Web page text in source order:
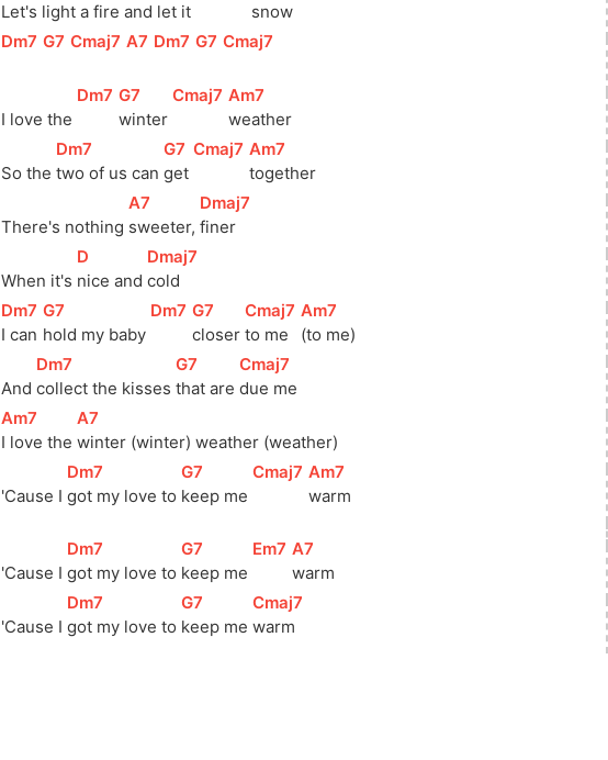
Let's light a fire and let it
snow
[Dm7 ]
[
G7 ]
[
Cmaj7 ]
[
A7 ][Dm7 ]
[
G7 ]
[
Cmaj7
I love the
[Dm7 ]
[
G7
winter
[
Cmaj7 ]
[
Am7
weather
So the
[Dm7
two of us can
[
G7 ]
get
[
Cmaj7 ]
[
Am7
together
There's nothing
[
A7
sweeter,
[Dmaj7
finer
When it's
[D
nice and
[Dmaj7
cold
[Dm7 ]
I can
[
G7
hold my baby
[Dm7 ]
[
G7
closer
[
Cmaj7 ]
to me
[
Am7
(to me)
And
[Dm7
collect the kisses
[
G7
that are
[
Cmaj7
due me
[
Am7
I love the
[
A7
winter (winter) weather (weather)
'Cause I
[Dm7
got my love to
[
G7
keep me
[
Cmaj7 ]
[
Am7
warm
'Cause I
[Dm7
got my love to
[
G7
keep me
[Em7 ]
[
A7
warm
'Cause I
[Dm7
got my love to
[
G7
keep me
[
Cmaj7
warm